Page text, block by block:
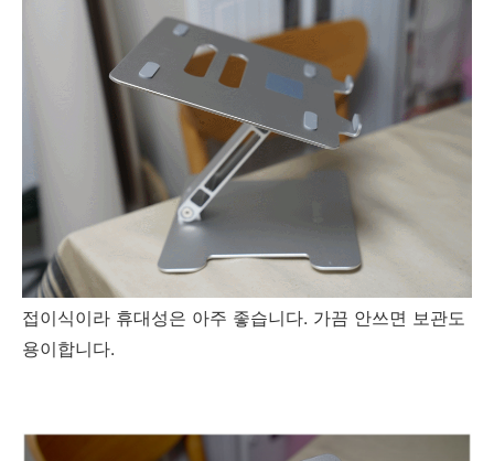
접이식이라 휴대성은 아주 좋습니다. 가끔 안쓰면 보관도
용이합니다.